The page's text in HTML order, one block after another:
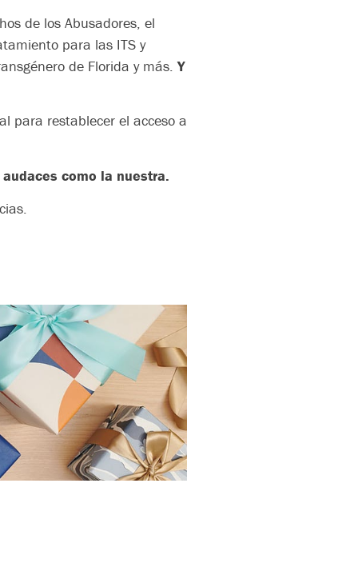
de los Abusadores, el
para las ITS y
de Florida y más.Y
para restablecer el acceso a
como la nuestra.